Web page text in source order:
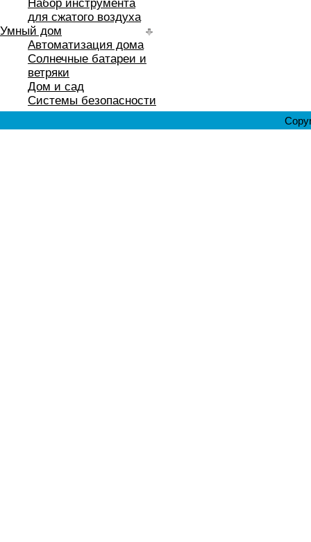
Набор инструмента
для сжатого воздуха
Умный дом
Автоматизация дома
Солнечные батареи и
ветряки
Дом и сад
Системы безопасности